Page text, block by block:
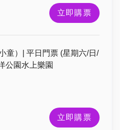
立即購票
童）| 平日門票 (星期六/日/
公園水上樂園
立即購票